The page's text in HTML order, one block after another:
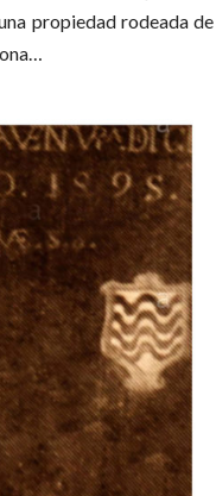
propiedad rodeada de